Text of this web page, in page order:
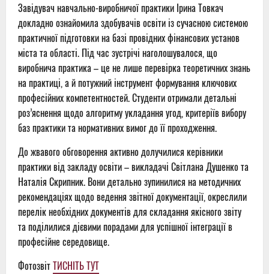
Завідувач навчально-виробничої практики Ірина Товкач
докладно ознайомила здобувачів освіти із сучасною системою
практичної підготовки на базі провідних фінансових установ
міста та області. Під час зустрічі наголошувалося, що
виробнича практика – це не лише перевірка теоретичних знань
на практиці, а й потужний інструмент формування ключових
професійних компетентностей. Студенти отримали детальні
роз’яснення щодо алгоритму укладання угод, критеріїв вибору
баз практики та нормативних вимог до її проходження.
До жвавого обговорення активно долучилися керівники
практики від закладу освіти – викладачі Світлана Душенко та
Наталія Скрипник. Вони детально зупинилися на методичних
рекомендаціях щодо ведення звітної документації, окреслили
перелік необхідних документів для складання якісного звіту
та поділилися дієвими порадами для успішної інтеграції в
професійне середовище.
ФотозвітТИСНІТЬ ТУТ